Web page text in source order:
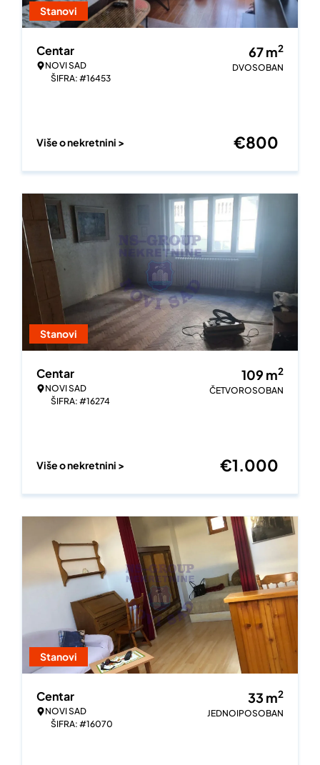
Stanovi
Centar
NOVI SAD
ŠIFRA: #16453
67m2
DVOSOBAN
Više o nekretnini > €800
Stanovi
Centar
NOVI SAD
ŠIFRA: #16274
109 m2
ČETVOROSOBAN
Više o nekretnini > €1.000
Stanovi
Centar
NOVI SAD
ŠIFRA: #16070
33 m2
JEDNOIPOSOBAN